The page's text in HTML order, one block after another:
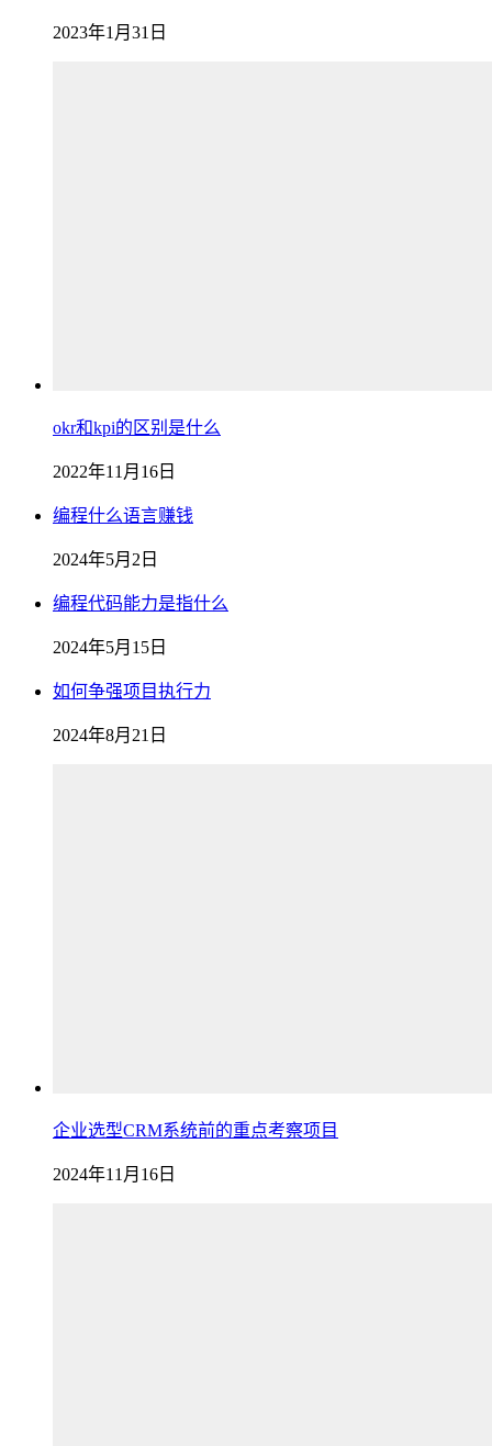
2023年1月31日
okr和kpi的区别是什么
2022年11月16日
编程什么语言赚钱
2024年5月2日
编程代码能力是指什么
2024年5月15日
如何争强项目执行力
2024年8月21日
企业选型CRM系统前的重点考察项目
2024年11月16日